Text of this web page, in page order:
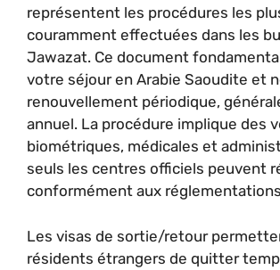
représentent les procédures les
couramment effectuées dans les
Jawazat. Ce document
votre séjour en Arabie Saoudite et
renouvellement périodique,
annuel. La procédure implique des
biométriques, médicales et
seuls les centres officiels peuvent
conformément aux
Les visas de sortie/retour
résidents étrangers de quitter